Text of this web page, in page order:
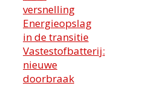
versnelling
Energieopslag
in de transitie
Vastestofbatterij:
nieuwe
doorbraak